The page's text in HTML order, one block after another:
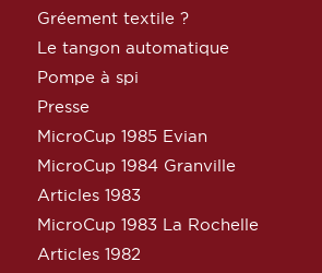
Gréement textile ?
Le tangon automatique
Pompe à spi
Presse
MicroCup 1985 Evian
MicroCup 1984 Granville
Articles 1983
MicroCup 1983 La Rochelle
Articles 1982